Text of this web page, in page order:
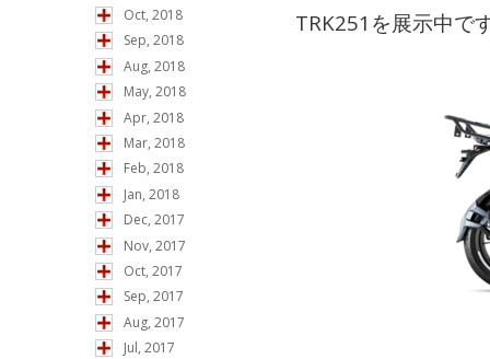
Oct, 2018
Sep, 2018
Aug, 2018
May, 2018
Apr, 2018
Mar, 2018
Feb, 2018
Jan, 2018
Dec, 2017
Nov, 2017
Oct, 2017
Sep, 2017
Aug, 2017
Jul, 2017
TRK251を展示中で